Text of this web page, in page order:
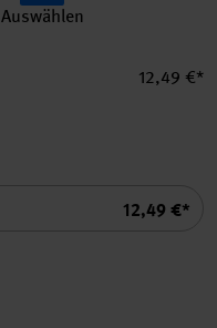
Auswählen
12,49 €*
Summe
12,49 €*